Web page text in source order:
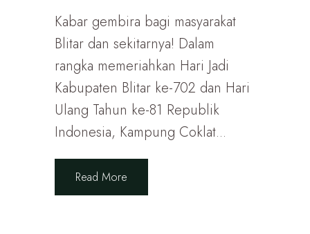
Kabar gembira bagi masyarakat
Blitar dan sekitarnya! Dalam
rangka memeriahkan Hari Jadi
Kabupaten Blitar ke-702 dan Hari
Ulang Tahun ke-81 Republik
Indonesia, Kampung Coklat...
Read More